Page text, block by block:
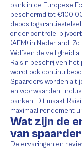
bank in de Europese
beschermd tot
onder controle,
(AFM) in Nederland.
Wolfsen de veiligheid
Raisin beschrijven het
wordt ook continu
Spaarders worden
en voorwaarden,
banken. Dit maakt
maximaal rendement
Wat zijn de
van
De ervaringen en